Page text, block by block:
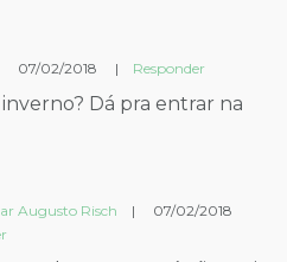
07/02/2018 | Responder
inverno? Dá pra entrar na
Augusto Risch |
07/02/2018